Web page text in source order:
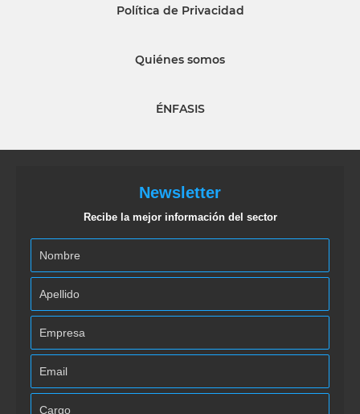
Política de Privacidad
Quiénes somos
ÉNFASIS
Newsletter
Recibe la mejor información del sector